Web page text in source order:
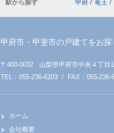
駅から探す
甲府 / 竜王 /
甲府市・甲斐市の戸建てをお
〒400-0032 山梨県甲府市中央４丁目
TEL：055-236-6203 / FAX：055-236-
ホーム
会社概要